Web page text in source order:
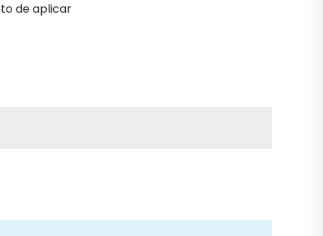
de aplicar